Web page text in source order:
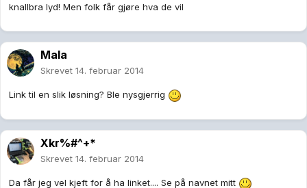
knallbra lyd! Men folk får gjøre hva de vil
Mala
Skrevet 14. februar 2014
Link til en slik løsning? Ble nysgjerrig
Xkr%#^+*
Skrevet 14. februar 2014
Da får jeg vel kjeft for å ha linket.... Se på navnet mitt